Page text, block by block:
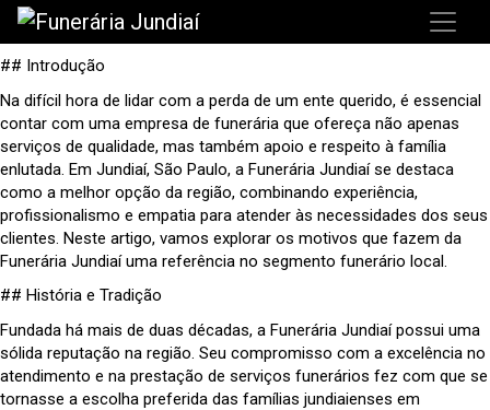
## Introdução
Na difícil hora de lidar com a perda de um ente querido, é essencial
contar com uma empresa de funerária que ofereça não apenas
serviços de qualidade, mas também apoio e respeito à família
enlutada. Em Jundiaí, São Paulo, a Funerária Jundiaí se destaca
como a melhor opção da região, combinando experiência,
profissionalismo e empatia para atender às necessidades dos seus
clientes. Neste artigo, vamos explorar os motivos que fazem da
Funerária Jundiaí uma referência no segmento funerário local.
## História e Tradição
Fundada há mais de duas décadas, a Funerária Jundiaí possui uma
sólida reputação na região. Seu compromisso com a excelência no
atendimento e na prestação de serviços funerários fez com que se
tornasse a escolha preferida das famílias jundiaienses em